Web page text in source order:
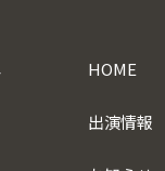
HOME
出演情報